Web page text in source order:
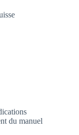
du manuel